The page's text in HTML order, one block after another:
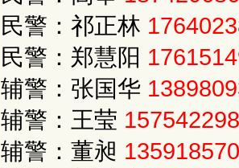
民警：祁正林
民警：郑慧阳
辅警：张国华
辅警：王莹
辅警：董昶